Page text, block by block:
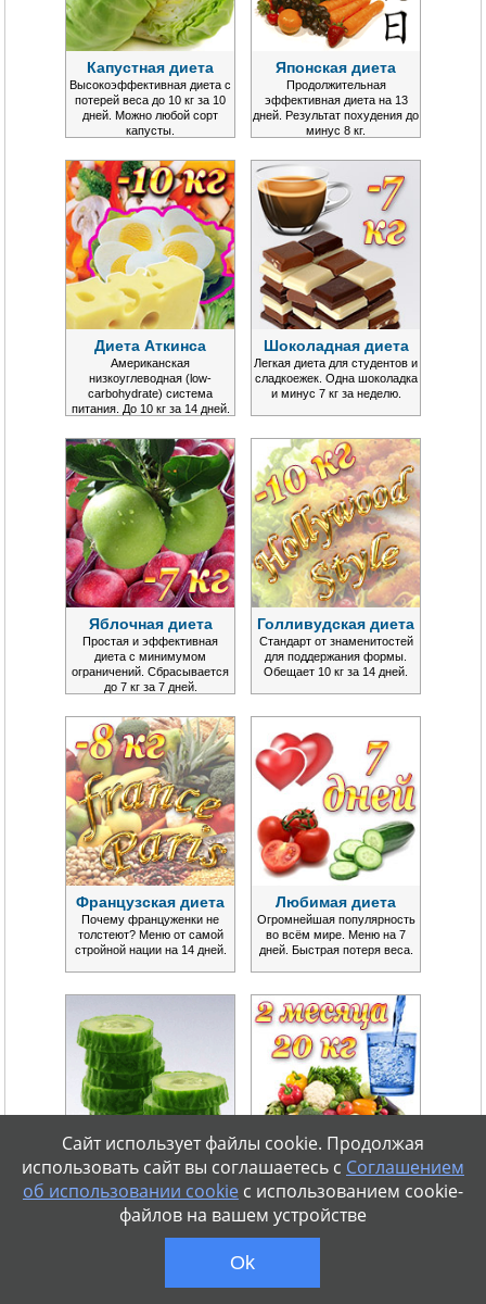
Капустная диета
Высокоэффективная диета с
потерей веса до 10 кг за 10
дней. Можно любой сорт
капусты.
Японская диета
Продолжительная
эффективная диета на 13
дней. Результат похудения до
минус 8 кг.
Диета Аткинса
Американская
низкоуглеводная (low-
carbohydrate) система
питания. До 10 кг за 14 дней.
Шоколадная диета
Легкая диета для студентов и
сладкоежек. Одна шоколадка
и минус 7 кг за неделю.
Яблочная диета
Простая и эффективная
диета с минимумом
ограничений. Сбрасывается
до 7 кг за 7 дней.
Голливудская диета
Стандарт от знаменитостей
для поддержания формы.
Обещает 10 кг за 14 дней.
Французская диета
Почему француженки не
толстеют? Меню от самой
стройной нации на 14 дней.
Любимая диета
Огромнейшая популярность
во всём мире. Меню на 7
дней. Быстрая потеря веса.
Сезонная популярная диета в
варианте меню на 7 дней.
Потеря веса до 5 кг.
Диета Монтиньяка
Эффективная система
питания. Нормализация
обмена веществ. Надолго.
Сайт использует файлы cookie. Продолжая
использовать сайт вы соглашаетесь с Соглашением
об использовании cookieс использованием cookie-
файлов на вашем устройстве
Ok